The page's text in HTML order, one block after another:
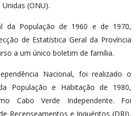
(ONU).
da População de 1960 e de 1970,
de Estatística Geral da Província
a um único boletim de família.
Nacional, foi realizado o
População e Habitação de 1980,
Cabo Verde Independente. Foi
Recenseamentos e Inquéritos (DRI),